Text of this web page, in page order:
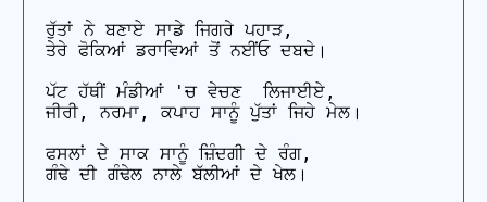
ਰੁੱਤਾਂ ਨੇ ਬਣਾਏ ਸਾਡੇ ਜਿਗਰੇ ਪਹਾੜ,
ਤੇਰੇ ਫੋਕਿਆਂ ਡਰਾਵਿਆਂ ਤੋਂ ਨਈਂਓ ਦਬਦੇ।
ਪੱਟ ਹੱਥੀਂ ਮੰਡੀਆਂ 'ਚ ਵੇਚਣ  ਲਿਜਾਈਏ,
ਜੀਰੀ, ਨਰਮਾ, ਕਪਾਹ ਸਾਨੂੰ ਪੁੱਤਾਂ ਜਿਹੇ ਮੇਲ।
ਫਸਲਾਂ ਦੇ ਸਾਕ ਸਾਨੂੰ ਜ਼ਿੰਦਗੀ ਦੇ ਰੰਗ,
ਗੰਢੇ ਦੀ ਗੰਢੇਲ ਨਾਲੇ ਬੱਲੀਆਂ ਦੇ ਖੇਲ।